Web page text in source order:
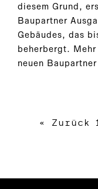
diesem Grund,
Baupartner
Gebäudes, das
beherbergt.
neuen
« Zurück